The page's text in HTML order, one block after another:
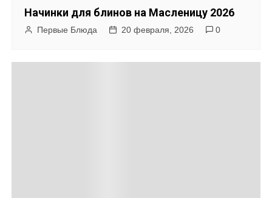
з
Начинки для блинов на Масленицу 2026
Первые Блюда 20 февраля, 2026 0